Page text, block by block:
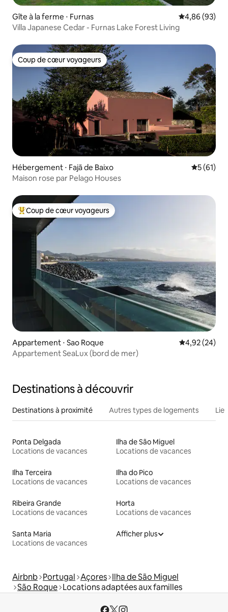
Gîte à la ferme ⋅ Furnas Évaluation
4,86 (93)
Villa Japanese Cedar - Furnas Lake Forest Living
Coup de cœur voyageurs
Coup de cœur voyageurs
Hébergement ⋅ Fajã de Baixo
5 (61)
Maison rose par Pelago Houses
Coups de cœur voyageurs les plus appréciés
Coup de cœur voyageurs
Appartement ⋅ Sao Roque Évaluation
4,92 (24)
Appartement SeaLux (bord de mer)
Destinations à découvrir
Destinations à proximité Autres types de logements
Ponta Delgada
Locations de vacances
Ilha de São Miguel
Locations de vacances
Ilha Terceira
Locations de vacances
Ilha do Pico
Locations de vacances
Ribeira Grande
Locations de vacances
Horta
Locations de vacances
Santa Maria
Locations de vacances
Afficher plus
Airbnb Portugal Açores Ilha de São Miguel
São Roque Locations adaptées aux familles